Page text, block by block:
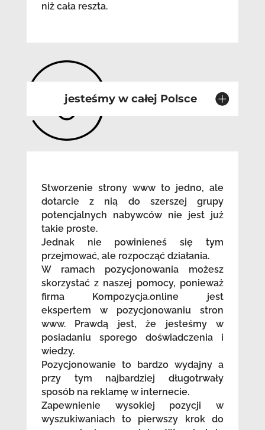
niż cała reszta.
jesteśmy w całej Polsce
Stworzenie strony www to jedno, ale
dotarcie z nią do szerszej grupy
potencjalnych nabywców nie jest już
takie proste.
Jednak nie powinieneś się tym
przejmować, ale rozpocząć działania.
W ramach pozycjonowania możesz
skorzystać z naszej pomocy, ponieważ
firma Kompozycja.online jest
ekspertem w pozycjonowaniu stron
www. Prawdą jest, że jesteśmy w
posiadaniu sporego doświadczenia i
wiedzy.
Pozycjonowanie to bardzo wydajny a
przy tym najbardziej długotrwały
sposób na reklamę w internecie.
Zapewnienie wysokiej pozycji w
wyszukiwaniach to pierwszy krok do